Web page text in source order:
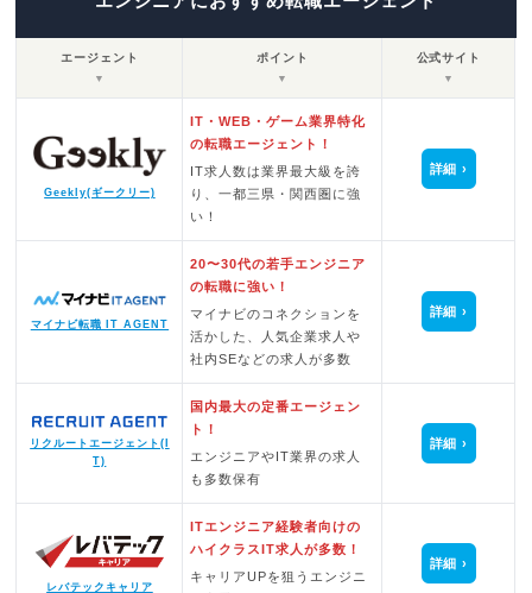
エージェント
▼
ポイント
▼
公式サイト
▼
Geekly(ギークリー)
IT・WEB・ゲーム業界特化
の転職エージェント！
IT求人数は業界最大級を誇
り、一都三県・関西圏に強
い！
詳細
マイナビ転職 IT AGENT
20〜30代の若手エンジニア
の転職に強い！
マイナビのコネクションを
活かした、人気企業求人や
社内SEなどの求人が多数
詳細
リクルートエージェント(I
T)
国内最大の定番エージェン
ト！
エンジニアやIT業界の求人
も多数保有
詳細
レバテックキャリア
ITエンジニア経験者向けの
ハイクラスIT求人が多数！
キャリアUPを狙うエンジニ
詳細